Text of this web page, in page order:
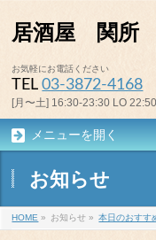
居酒屋 関所
お気軽にお電話ください
TEL03-3872-4168
[月〜土] 16:30-23:30 LO
メニューを開く
お知らせ
HOME » お知らせ » 本日のおすす